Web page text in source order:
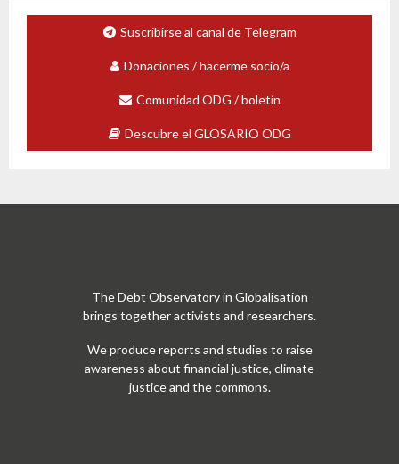
Suscribirse al canal de Telegram
Donaciones / hacerme socio/a
Comunidad ODG / boletín
Descubre el GLOSARIO ODG
The Debt Observatory in Globalisation
brings together activists and researchers.
We produce reports and studies to raise
awareness about financial justice, climate
justice and the commons.